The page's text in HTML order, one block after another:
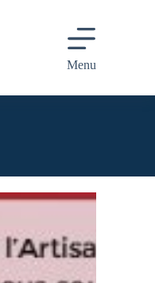
Menu